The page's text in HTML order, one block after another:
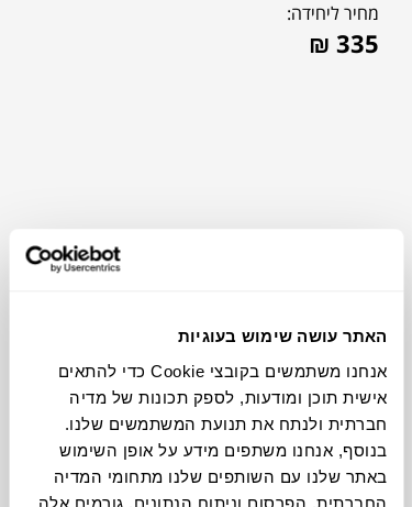
האתר עושה שימוש בעוגיות
אנחנו משתמשים בקובצי Cookie כדי להתאים
אישית תוכן ומודעות, לספק תכונות של מדיה
חברתית ולנתח את תנועת המשתמשים שלנו.
בנוסף, אנחנו משתפים מידע על אופן השימוש
באתר שלנו עם השותפים שלנו מתחומי המדיה
החברתית, הפרסום וניתוח הנתונים. גורמים אלה
מחיר ליחידה:
₪ 335
תוכלו למצוא אותי ב:
חלה שגיאה. אנא רעננו את הדף ונסו שנית
צבעים